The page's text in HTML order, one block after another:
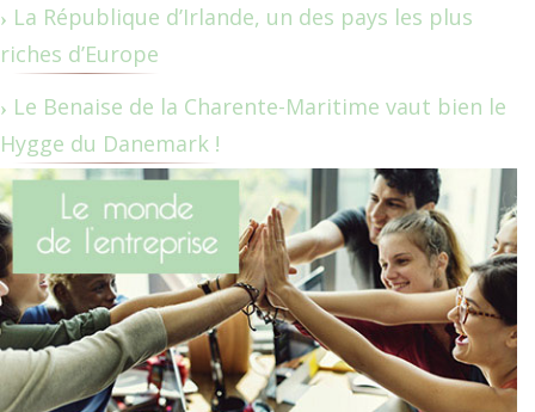
La République d’Irlande, un des pays les plus
riches d’Europe
Le Benaise de la Charente-Maritime vaut bien le
Hygge du Danemark !